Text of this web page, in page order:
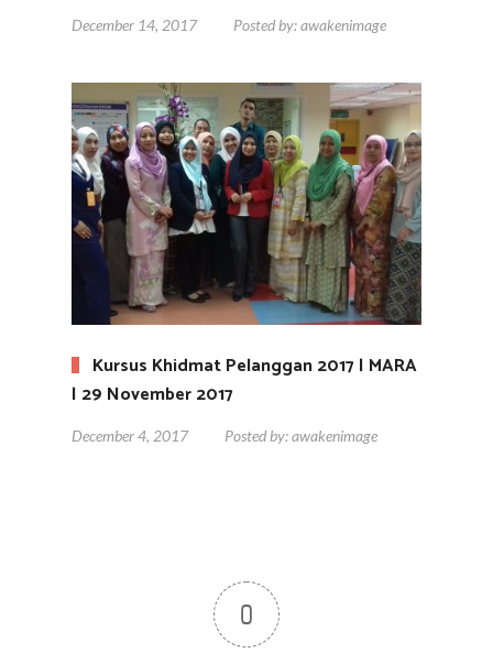
December 14, 2017 Posted by:awakenimage
Kursus Khidmat Pelanggan 2017 | MARA
| 29 November 2017
December 4, 2017 Posted by:awakenimage
0